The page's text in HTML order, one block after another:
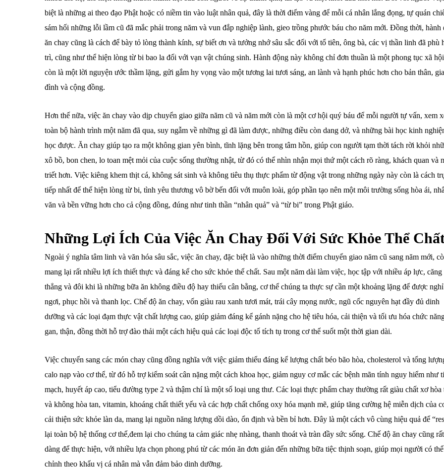
biệt là những ai theo đạo Phật hoặc có niềm tin vào luật nhân quả, đây là thời điểm vàng để mỗi cá nhân lắng đọng, tự quán
sám hối những lỗi lầm cũ đã mắc phải trong năm và vun đắp nghiệp lành, gieo trồng phước báu cho năm mới. Đồng thời, hành
ăn chay cũng là cách để bày tỏ lòng thành kính, sự biết ơn và tưởng nhớ sâu sắc đối với tổ tiên, ông bà, các vị thần linh đã phù
trì, cũng như thể hiện lòng từ bi bao la đối với vạn vật chúng sinh. Hành động này không chỉ đơn thuần là một phong tục xã
còn là một lời nguyện ước thầm lặng, gửi gắm hy vọng vào một tương lai tươi sáng, an lành và hạnh phúc hơn cho bản thân, gia
đình và cộng đồng.
Hơn thế nữa, việc ăn chay vào dịp chuyển giao giữa năm cũ và năm mới còn là một cơ hội quý báu để mỗi người tự vấn, xem
toàn bộ hành trình một năm đã qua, suy ngẫm về những gì đã làm được, những điều còn dang dở, và những bài học kinh
học được. Ăn chay giúp tạo ra một không gian yên bình, tĩnh lặng bên trong tâm hồn, giúp con người tạm thời tách rời khỏi
xô bồ, bon chen, lo toan mệt mỏi của cuộc sống thường nhật, từ đó có thể nhìn nhận mọi thứ một cách rõ ràng, khách quan và
triết hơn. Việc kiêng khem thịt cá, không sát sinh và không tiêu thụ thực phẩm từ động vật trong những ngày này còn là cách
tiếp nhất để thể hiện lòng từ bi, tình yêu thương vô bờ bến đối với muôn loài, góp phần tạo nên một môi trường sống hòa ái,
văn và bền vững hơn cho cả cộng đồng, đúng như tinh thần “nhân quả” và “từ bi” trong Phật giáo.
Những Lợi Ích Của Việc Ăn Chay Đối Với Sức Khỏe Thể
Ngoài ý nghĩa tâm linh và văn hóa sâu sắc, việc ăn chay, đặc biệt là vào những thời điểm chuyển giao năm cũ sang năm mới,
mang lại rất nhiều lợi ích thiết thực và đáng kể cho sức khỏe thể chất. Sau một năm dài làm việc, học tập với nhiều áp lực, căng
thẳng và đôi khi là những bữa ăn không điều độ hay thiếu cân bằng, cơ thể chúng ta thực sự cần một khoảng lặng để được nghỉ
ngơi, phục hồi và thanh lọc. Chế độ ăn chay, vốn giàu rau xanh tươi mát, trái cây mọng nước, ngũ cốc nguyên hạt đầy đủ dinh
dưỡng và các loại đạm thực vật chất lượng cao, giúp giảm đáng kể gánh nặng cho hệ tiêu hóa, cải thiện và tối ưu hóa chức
gan, thận, đồng thời hỗ trợ đào thải một cách hiệu quả các loại độc tố tích tụ trong cơ thể suốt một thời gian dài.
Việc chuyển sang các món chay cũng đồng nghĩa với việc giảm thiểu đáng kể lượng chất béo bão hòa, cholesterol và tổng
calo nạp vào cơ thể, từ đó hỗ trợ kiểm soát cân nặng một cách khoa học, giảm nguy cơ mắc các bệnh mãn tính nguy hiểm như
mạch, huyết áp cao, tiểu đường type 2 và thậm chí là một số loại ung thư. Các loại thực phẩm chay thường rất giàu chất xơ hòa
và không hòa tan, vitamin, khoáng chất thiết yếu và các hợp chất chống oxy hóa mạnh mẽ, giúp tăng cường hệ miễn dịch của
cải thiện sức khỏe làn da, mang lại nguồn năng lượng dồi dào, ổn định và bền bỉ hơn. Đây là một cách vô cùng hiệu quả để
lại toàn bộ hệ thống cơ thể,đem lại cho chúng ta cảm giác nhẹ nhàng, thanh thoát và tràn đầy sức sống. Chế độ ăn chay cũng
dàng để thực hiện, với nhiều lựa chọn phong phú từ các món ăn đơn giản đến những bữa tiệc thịnh soạn, giúp mọi người có
chỉnh theo khẩu vị cá nhân mà vẫn đảm bảo dinh dưỡng.